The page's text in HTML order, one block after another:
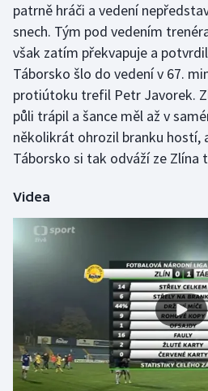
Jezdectví
Judo
Krasobruslení
Lezení
Moderní pětiboj
Motorsport
Parasport
Plavání
patrně hráči a vedení
snech. Tým pod vedením
však zatím překvapuje a
Táborsko šlo do vedení v 67.
protiútoku trefil Petr Javorek.
půli trápil a šance měl až v
několikrát ohrozil branku hostí,
Táborsko si tak odváží ze Zlína
Videa